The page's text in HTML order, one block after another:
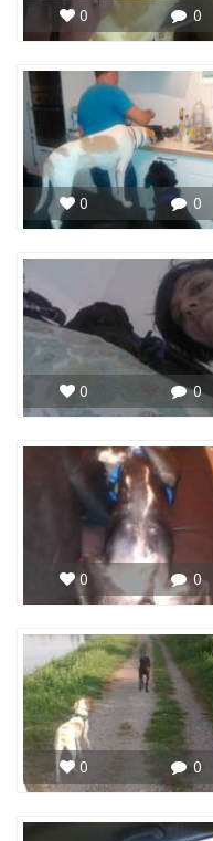
0 0
0 0
0 0
0 0
0 0